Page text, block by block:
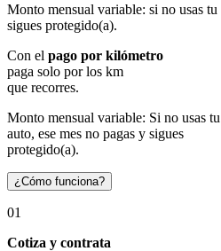
Monto mensual variable: si no usas tu
sigues protegido(a).
Con el pago por kilómetro
paga solo por los km
que recorres.
Monto mensual variable: Si no usas tu
auto, ese mes no pagas y sigues
protegido(a).
¿Cómo funciona?
01
Cotiza y contrata